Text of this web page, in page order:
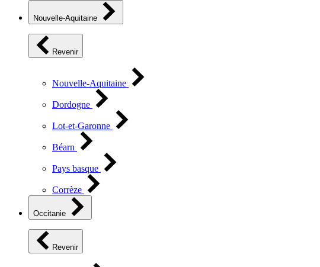
Nouvelle-Aquitaine
Revenir
Nouvelle-Aquitaine
Dordogne
Lot-et-Garonne
Béarn
Pays basque
Corrèze
Occitanie
Revenir